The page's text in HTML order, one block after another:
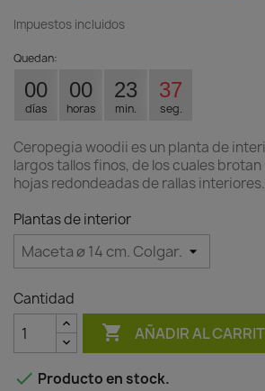
Impuestos incluidos
Quedan:
00
días
00
horas
23
min.
36
seg.
Ceropegia woodii es un planta de
largos tallos finos, de los cuales
hojas redondeadas de rallas interiores.
Plantas de interior
Cantidad
 AÑADIR AL
 Producto en stock.